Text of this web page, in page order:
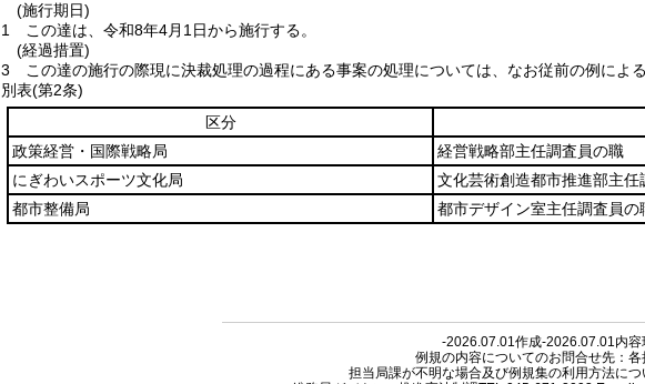
(施行期日)
1
この達は、令和8年4月1日から施行する。
(経過措置)
3
この達の施行の際現に決裁処理の過程にある事案の処理については、なお従前の例による
別表(第2条)
区分
政策経営・国際戦略局
経営戦略部主任調査員の職
にぎわいスポーツ文化局
文化芸術創造都市推進部主任
都市整備局
都市デザイン室主任調査員の
-2026.07.01作成-2026.07.01内容
例規の内容についてのお問合せ先：各
担当局課が不明な場合及び例規集の利用方法につ